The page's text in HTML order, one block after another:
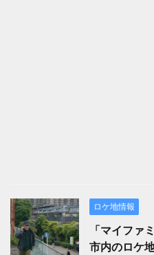
ロケ地情報
「マイファ
市内のロケ